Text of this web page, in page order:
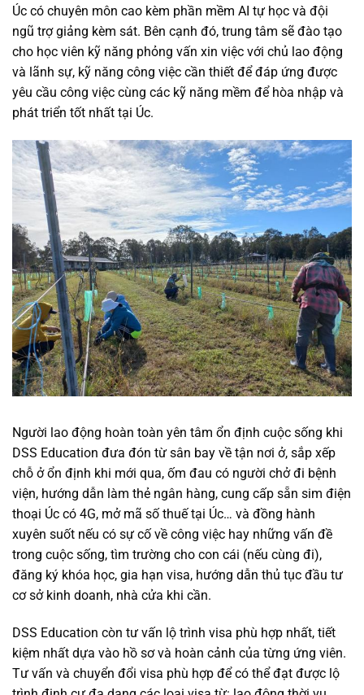
Úc có chuyên môn cao kèm phần mềm AI tự học và đội
ngũ trợ giảng kèm sát. Bên cạnh đó, trung tâm sẽ đào tạo
cho học viên kỹ năng phỏng vấn xin việc với chủ lao động
và lãnh sự, kỹ năng công việc cần thiết để đáp ứng được
yêu cầu công việc cùng các kỹ năng mềm để hòa nhập và
phát triển tốt nhất tại Úc.
Người lao động hoàn toàn yên tâm ổn định cuộc sống khi
DSS Education đưa đón từ sân bay về tận nơi ở, sắp xếp
chỗ ở ổn định khi mới qua, ốm đau có người chở đi bệnh
viện, hướng dẫn làm thẻ ngân hàng, cung cấp sẵn sim điện
thoại Úc có 4G, mở mã số thuế tại Úc… và đồng hành
xuyên suốt nếu có sự cố về công việc hay những vấn đề
trong cuộc sống, tìm trường cho con cái (nếu cùng đi),
đăng ký khóa học, gia hạn visa, hướng dẫn thủ tục đầu tư
cơ sở kinh doanh, nhà cửa khi cần.
DSS Education còn tư vấn lộ trình visa phù hợp nhất, tiết
kiệm nhất dựa vào hồ sơ và hoàn cảnh của từng ứng viên.
Tư vấn và chuyển đổi visa phù hợp để có thể đạt được lộ